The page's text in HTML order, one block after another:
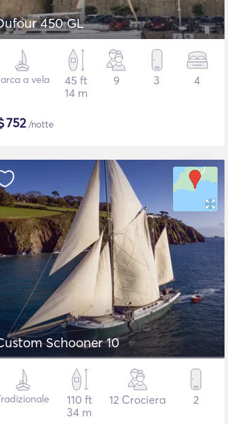
450 GL
a vela
45 ft
14 m
9 3 4
752/notte
Schooner 10
110 ft
34 m
12 Crociera 2